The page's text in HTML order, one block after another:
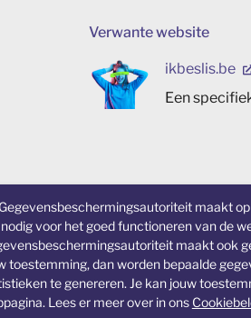
maakt
nodig voor het goed functioneren van de
maakt ook
toestemming, dan worden bepaalde
te genereren. Je kan jouw
Lees er meer over in ons
Verwante website
ikbeslis.be
Een